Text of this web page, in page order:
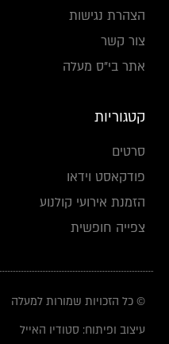
הצהרת נגישות
צור קשר
אתר בי"ס מעלה
קטגוריות
סרטים
פודקאסט וידאו
הזמנת אירועי קולנוע
צפייה חופשית
© כל הזכויות שמורות למעלה
עיצוב ופיתוח: סטודיו האייל